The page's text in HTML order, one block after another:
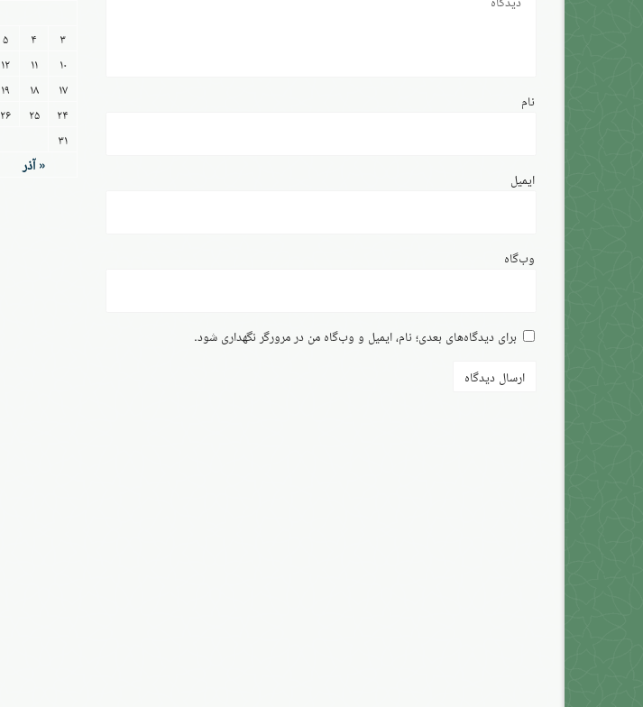
نام
ایمیل
وب‌گاه
برای دیدگاه‌های بعدی؛ نام، ایمیل و وب‌گاه من در مرورگر نگهداری شود.
۳
۴ ۵
۱۰
۱۱ ۱۲
۱۷
۱۸ ۱۹
۲۴
۲۵ ۲۶
۳۱
« آذر